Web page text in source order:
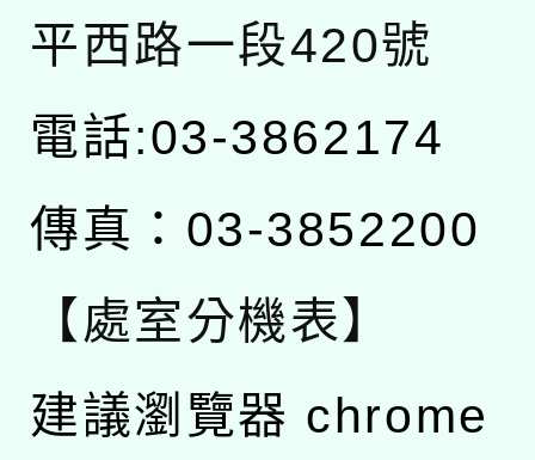
平西路一段420號
電話:03-3862174
傳真：03-3852200
【處室分機表】
建議瀏覽器 chrome